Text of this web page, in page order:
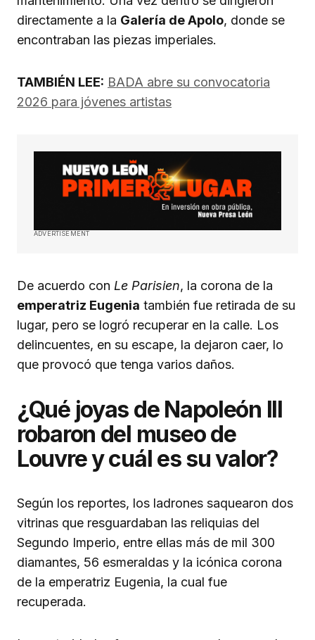
directamente a la Galería de Apolo, donde se
encontraban las piezas imperiales.
TAMBIÉN LEE: BADA abre su convocatoria
2026 para jóvenes artistas
ADVERTISEMENT
De acuerdo con Le Parisien, la corona de la
emperatriz Eugenia también fue retirada de su
lugar, pero se logró recuperar en la calle. Los
delincuentes, en su escape, la dejaron caer, lo
que provocó que tenga varios daños.
¿Qué joyas de Napoleón III
robaron del museo de
Louvre y cuál es su valor?
Según los reportes, los ladrones saquearon dos
vitrinas que resguardaban las reliquias del
Segundo Imperio, entre ellas más de mil 300
diamantes, 56 esmeraldas y la icónica corona
de la emperatriz Eugenia, la cual fue
recuperada.